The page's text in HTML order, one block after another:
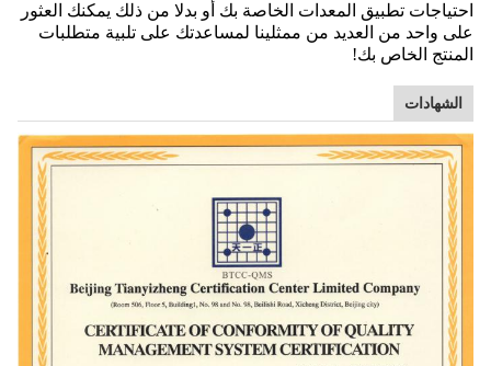
احتياجات تطبيق المعدات الخاصة بك أو بدلا من ذلك يمكنك العثور
على واحد من العديد من ممثلينا لمساعدتك على تلبية متطلبات
المنتج الخاص بك!
الشهادات